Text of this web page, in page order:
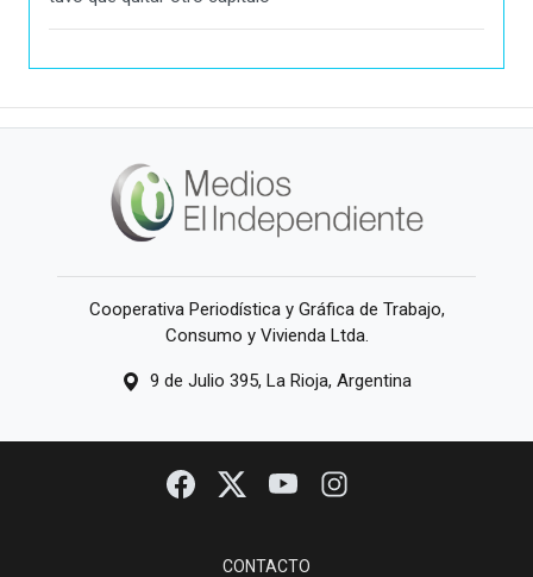
Cooperativa Periodística y Gráfica de Trabajo,
Consumo y Vivienda Ltda.
9 de Julio 395, La Rioja, Argentina
CONTACTO